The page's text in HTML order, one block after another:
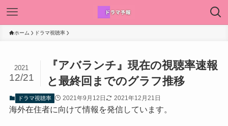
ホーム ドラマ視聴率
『アバランチ』現在の視聴率速報
と最終回までのグラフ推移
2021
12/21
ドラマ視聴率 2021年9月12日 2021年12月21日
海外在住者に向けて情報を発信しています。